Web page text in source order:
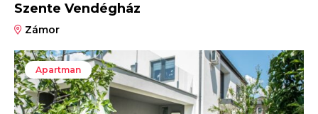
Szente Vendégház
Zámor
Apartman